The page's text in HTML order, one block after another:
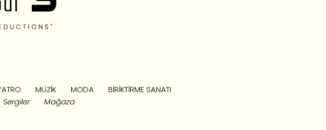
MÜZIK MODA
BIRIKTIRME SANATI
Sergiler Mağaza